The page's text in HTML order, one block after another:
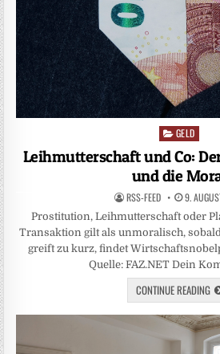
Posted
in
GELD
Leihmutterschaft und Co:
und die
RSS-FEED 9.
Prostitution, Leihmutterschaft oder
Transaktion gilt als unmoralisch,
greift zu kurz, findet
Quelle: FAZ.NET Dein
CONTINUE READING